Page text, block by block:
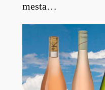
mesta…